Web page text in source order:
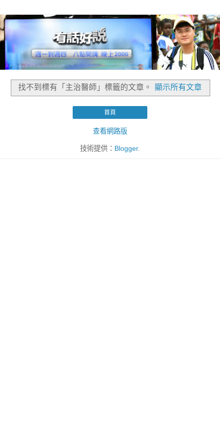
找不到標有「主治醫師」 標籤的文章。 顯示所有文章
首頁
查看網路版
技術提供： Blogger.